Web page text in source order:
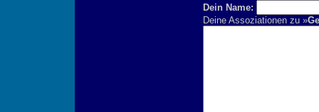
Dein Name:
Deine Assoziationen zu »